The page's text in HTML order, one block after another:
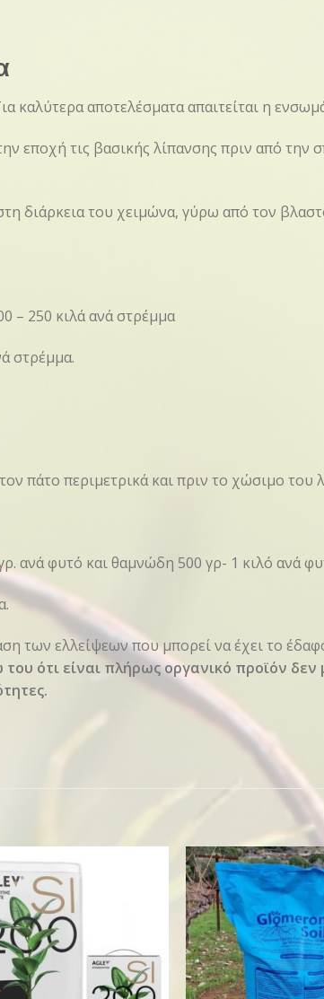
καλύτερα αποτελέσματα απαιτείται η
εποχή τις βασικής λίπανσης πριν από
στη διάρκεια του χειμώνα, γύρω από τον
– 250 κιλά ανά στρέμμα
στρέμμα.
πάτο περιμετρικά και πριν το χώσιμο του
ανά φυτό και θαμνώδη 500 γρ- 1 κιλό ανά
των ελλείψεων που μπορεί να έχει το
ότι είναι πλήρως οργανικό προϊόν